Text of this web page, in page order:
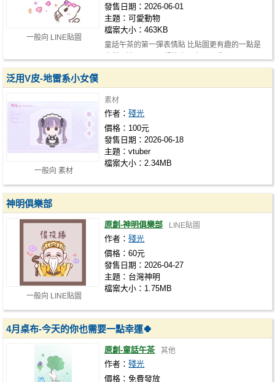
一般向 LINE貼圖
發售日期：2026-06-01
主題：可愛動物
檔案大小：463KB
童話午茶的第一彈表情貼 比貼圖更有趣的一點是
一般向 素材
泛用V皮-地雷系小女僕
素材
作者：殘光
價格：100元
發售日期：2026-06-18
主題：vtuber
檔案大小：2.34MB
一般向 LINE貼圖
神明俱樂部
原創-神明俱樂部 LINE貼圖
作者：殘光
價格：60元
發售日期：2026-04-27
主題：台灣神明
檔案大小：1.75MB
4月桌布-今天的你也需要一點幸運🍀
原創-童話午茶 其他
作者：殘光
價格：免費發放